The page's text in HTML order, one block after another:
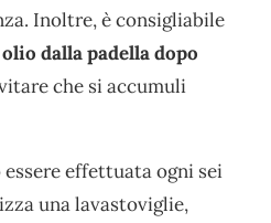
Inoltre, è consigliabile
dalla padella dopo
che si accumuli
effettuata ogni sei
una lavastoviglie,